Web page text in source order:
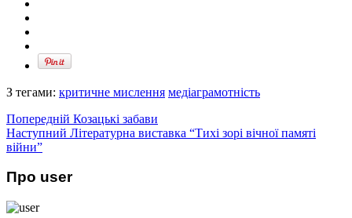
З тегами: критичне мислення медіаграмотність
Попередній Козацькі забави
Наступний Літературна виставка “Тихі зорі вічної памяті
війни”
Про user